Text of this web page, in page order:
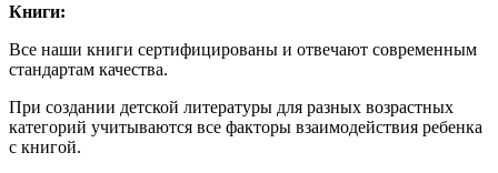
Книги:
Все наши книги сертифицированы и отвечают современным
стандартам качества.
При создании детской литературы для разных возрастных
категорий учитываются все факторы взаимодействия ребенка
с книгой.